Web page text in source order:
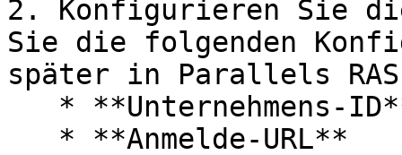
2. Konfigurieren Sie die
Sie die folgenden
später in Parallels